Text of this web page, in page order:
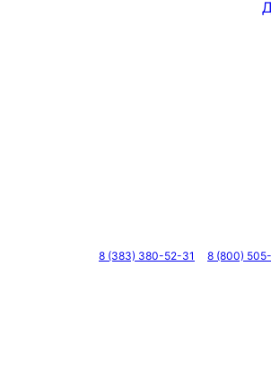
8 (383) 380-52-31 8 (800)